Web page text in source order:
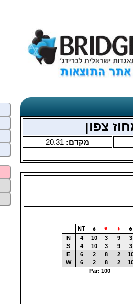
מקדם: 20.31
NT ♠ ♥ ♦
♣
N
4 10 3 9
3
S
4 10 3 9
3
E
6 2 8 2
W
6 2 8 2
Par: 100